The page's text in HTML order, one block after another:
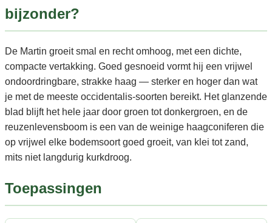
bijzonder?
De Martin groeit smal en recht omhoog, met een dichte,
compacte vertakking. Goed gesnoeid vormt hij een vrijwel
ondoordringbare, strakke haag — sterker en hoger dan wat
je met de meeste occidentalis-soorten bereikt. Het glanzende
blad blijft het hele jaar door groen tot donkergroen, en de
reuzenlevensboom is een van de weinige haagconiferen die
op vrijwel elke bodemsoort goed groeit, van klei tot zand,
mits niet langdurig kurkdroog.
Toepassingen